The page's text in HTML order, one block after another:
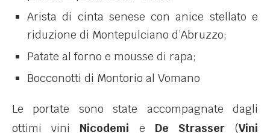
Arista di cinta senese con anice stellato e
riduzione di Montepulciano d’Abruzzo;
Patate al forno e mousse di rapa;
Bocconotti di Montorio al Vomano
Le portate sono state accompagnate dagli
ottimi vini Nicodemi e De Strasser(Vini